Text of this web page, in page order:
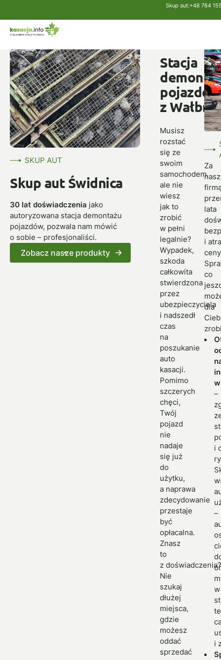
Skup aut:+48 784
SKUP AUT
Skup aut Świdnica
30 lat doświadczenia jako
autoryzowana stacja demontażu
pojazdów, pozwala nam mówić
o sobie – profesjonaliści.
Zobacz nasze produkty
Stacja
pojazdów
z
Musisz
rozstać
się ze
swoim
samochodem,
ale nie
wiesz
jak to
zrobić
w pełni
legalnie?
Wypadek,
szkoda
całkowita
stwierdzona
przez
ubezpieczyciela
i nadszedł
czas
na
poszukanie
auto
kasacji.
Pomimo
szczerych
chęci,
Twój
pojazd
nie
nadaje
się już
do
użytku,
a naprawa
zdecydowanie
przestaje
być
opłacalna.
Znasz
to
z doświadczenia?
Nie
szukaj
dłużej
miejsca,
gdzie
możesz
oddać
sprzedać
Za
lata
i
co
dla
–
i
–
i